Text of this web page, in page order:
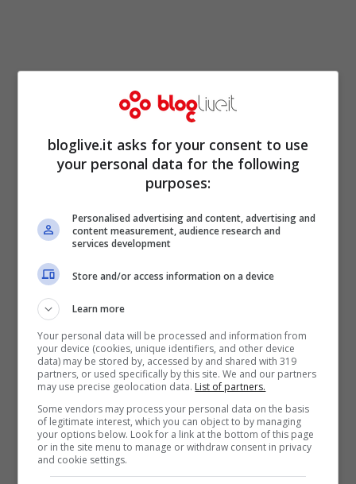
Fermo restando che personalmente penso
che se fosse stato affidato l’incarico tenico
prese decisioni comunque dolorose ma
sicuramente più eque,
approccio certamente più socialista della
politica, rispetto al banchiere,
soldi pubblici ad ancora altre persone, che
da tempo lavorano nella politica e nella
finanza, stride con i sacrifici durissimi
richiesti alla povera gente.
Certo non sono la nomina a senatore a vita
bloglive.it asks for your consent to use
your personal data for the following
purposes:
Personalised advertising and content, advertising and
content measurement, audience research and
services development
Store and/or access information on a device
Learn more
Your personal data will be processed and information from
your device (cookies, unique identifiers, and other device
data) may be stored by, accessed by and shared with 319
partners, or used specifically by this site. We and our partners
may use precise geolocation data. List of partners.
Some vendors may process your personal data on the basis
of legitimate interest, which you can object to by managing
your options below. Look for a link at the bottom of this page
or in the site menu to manage or withdraw consent in privacy
and cookie settings.